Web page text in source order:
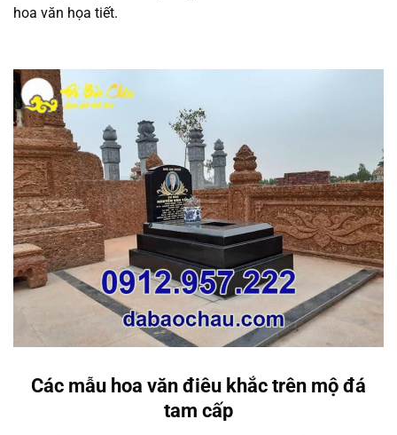
hoa văn họa tiết.
Các mẫu hoa văn điêu khắc trên mộ đá
tam cấp